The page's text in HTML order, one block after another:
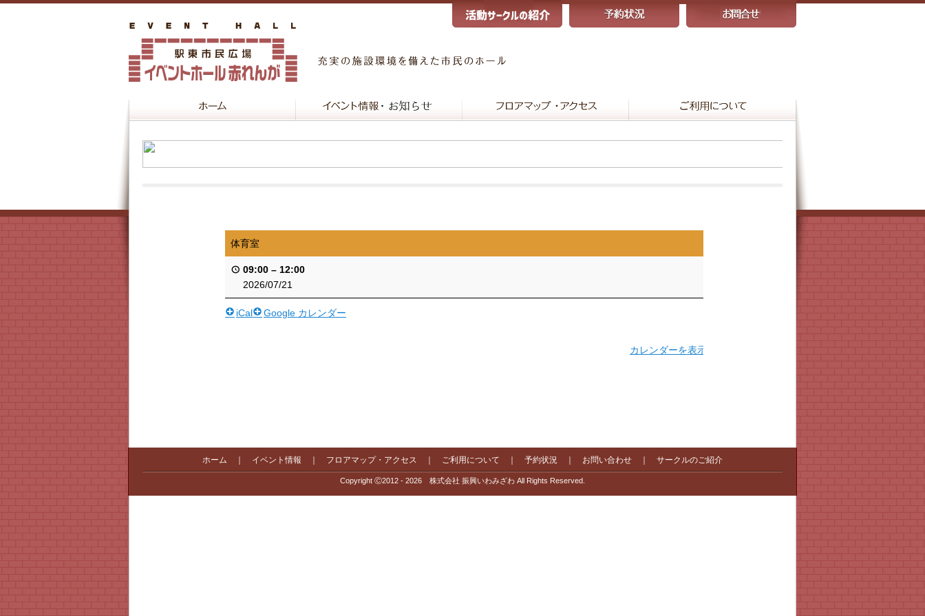
体育室
09:00 – 12:00
2026/07/21
iCal Google カレンダー
カレンダーを表示
ホーム イベント情報 フロアマップ・アクセス ご利用について 予約状況 お問い合わせ サークルのご紹介
Copyright Ⓒ2012 - 2026 株式会社 振興いわみざわ All Rights Reserved.